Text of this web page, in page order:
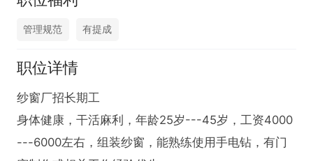
管理规范 有提成
职位详情
纱窗厂招长期工
身体健康，干活麻利，年龄25岁---45岁，工资4000
---6000左右，组装纱窗，能熟练使用手电钻，有门